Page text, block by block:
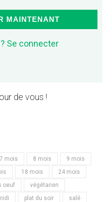
MAINTENANT
Se connecter
de vous !
7 mois 8 mois
9 mois
18 mois
24 mois
oeuf
végétarien
plat du soir
salé